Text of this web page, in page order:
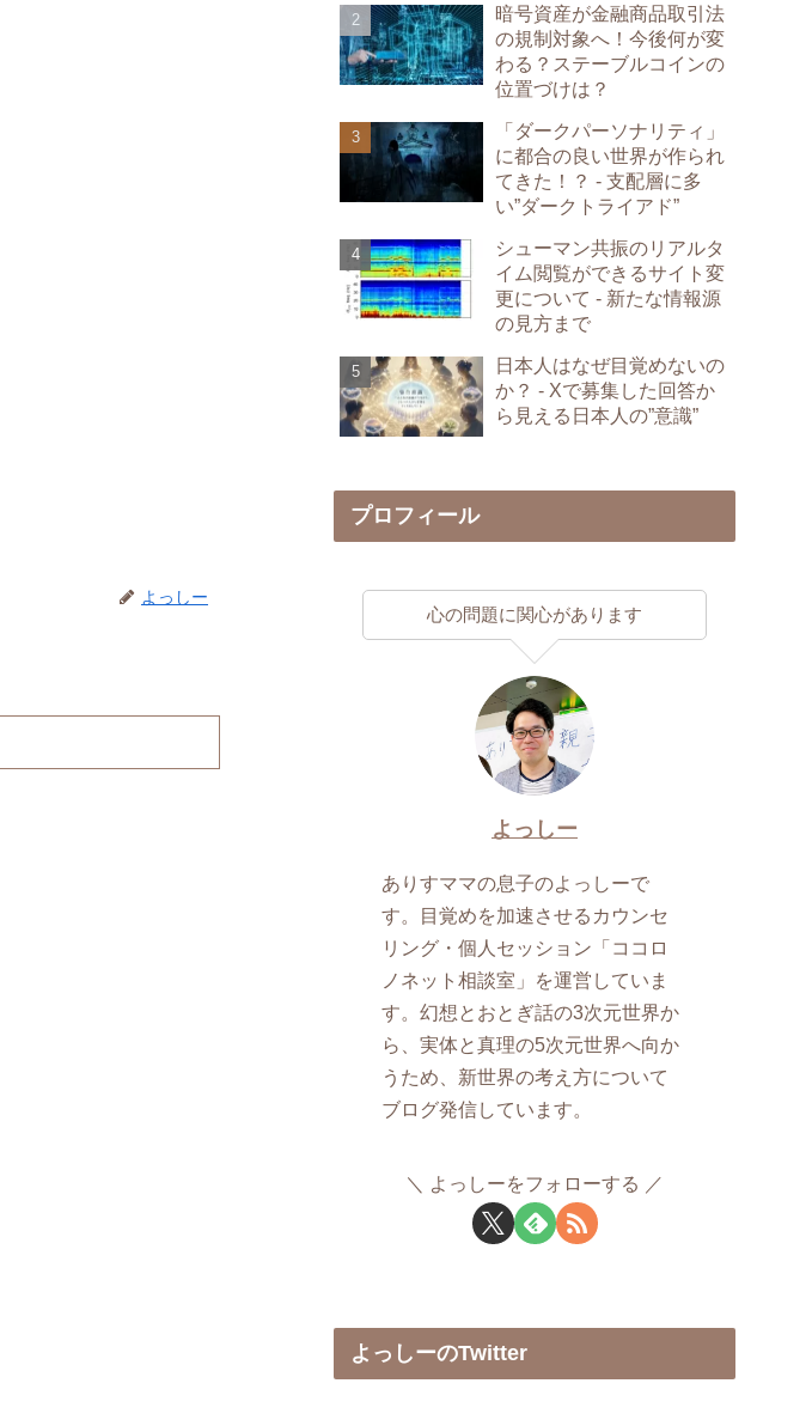
よっしー
暗号資産が金融商品取引法
の規制対象へ！今後何が変
わる？ステーブルコインの
位置づけは？
「ダークパーソナリティ」
に都合の良い世界が作られ
てきた！？ - 支配層に多
い”ダークトライアド”
シューマン共振のリアルタ
イム閲覧ができるサイト変
更について - 新たな情報源
の見方まで
日本人はなぜ目覚めないの
か？ - Xで募集した回答か
ら見える日本人の”意識”
プロフィール
心の問題に関心があります
よっしー
ありすママの息子のよっしーで
す。目覚めを加速させるカウンセ
リング・個人セッション「ココロ
ノネット相談室」を運営していま
す。幻想とおとぎ話の3次元世界か
ら、実体と真理の5次元世界へ向か
うため、新世界の考え方について
ブログ発信しています。
よっしーをフォローする
よっしーのTwitter